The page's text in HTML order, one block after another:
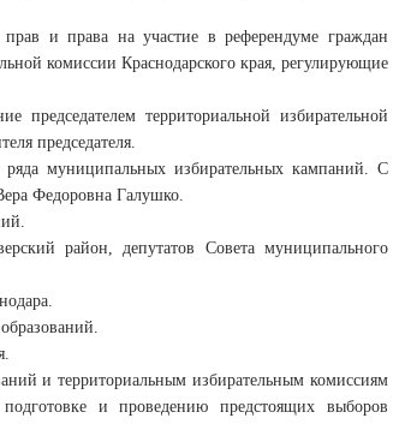
и права на участие в референдуме граждан
комиссии Краснодарского края, регулирующие
председателем территориальной избирательной
председателя.
муниципальных избирательных кампаний. С
Федоровна Галушко.
район, депутатов Совета муниципального
и территориальным избирательным комиссиям
и проведению предстоящих выборов